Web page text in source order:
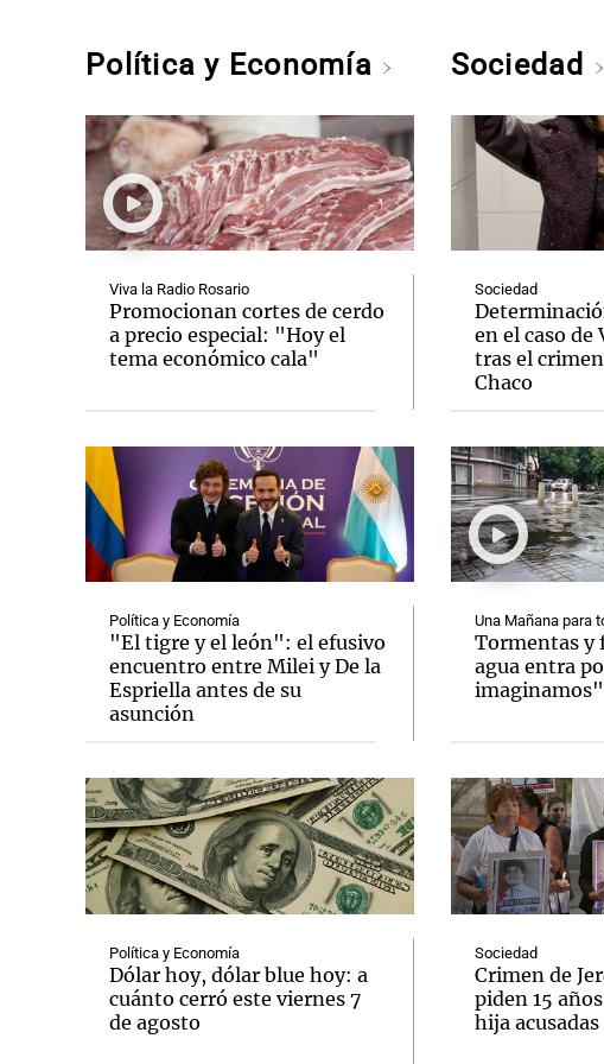
Política y Economía
Viva la Radio Rosario
Promocionan cortes de cerdo
a precio especial: "Hoy el
tema económico cala"
Política y Economía
"El tigre y el león": el efusivo
encuentro entre Milei y De la
Espriella antes de su
asunción
Política y Economía
Dólar hoy, dólar blue hoy: a
cuánto cerró este viernes 7
de agosto
Sociedad
Sociedad
en el caso
tras el
Chaco
Una Mañana para
Tormentas
agua entra
imaginamos"
Sociedad
Crimen de
piden 15
hija acusadas
Notas Notas